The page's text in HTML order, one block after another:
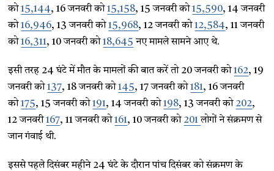
को15,144, 16 जनवरी को15,158, 15 जनवरी को15,590, 14 जनवरी
को16,946, 13 जनवरी को15,968, 12 जनवरी को12,584, 11 जनवरी
को16,311, 10 जनवरी को18,645 नए मामले सामने आए थे.
इसी तरह 24 घंटे में मौत के मामलों की बात करें तो 20 जनवरी को162, 19
जनवरी को137, 18 जनवरी को145, 17 जनवरी को181, 16 जनवरी
को175, 15 जनवरी को191, 14 जनवरी को198, 13 जनवरी को 202,
12 जनवरी167, 11 जनवरी को161, 10 जनवरी को 201लोगों ने संक्रमण से
जान गंवाई थी.
इससे पहले दिसंबर महीने 24 घंटे के दौरान पांच दिसंबर को संक्रमण के